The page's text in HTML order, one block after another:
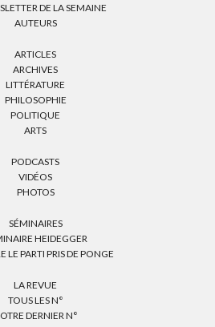
DE LA SEMAINE
AUTEURS
ARTICLES
ARCHIVES
LITTÉRATURE
PHILOSOPHIE
POLITIQUE
ARTS
PODCASTS
VIDÉOS
PHOTOS
SÉMINAIRES
HEIDEGGER
LE PARTI PRIS DE PONGE
LA REVUE
TOUS LES N°
DERNIER N°